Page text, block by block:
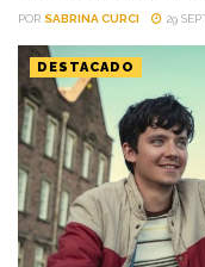
POR SABRINA CURCI 29
DESTACADO